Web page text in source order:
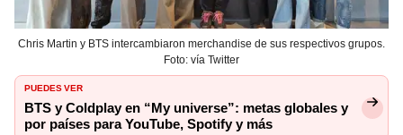
Chris Martin y BTS intercambiaron merchandise de sus respectivos grupos.
Foto: vía Twitter
PUEDES VER
BTS y Coldplay en “My universe”: metas globales y
por países para YouTube, Spotify y más